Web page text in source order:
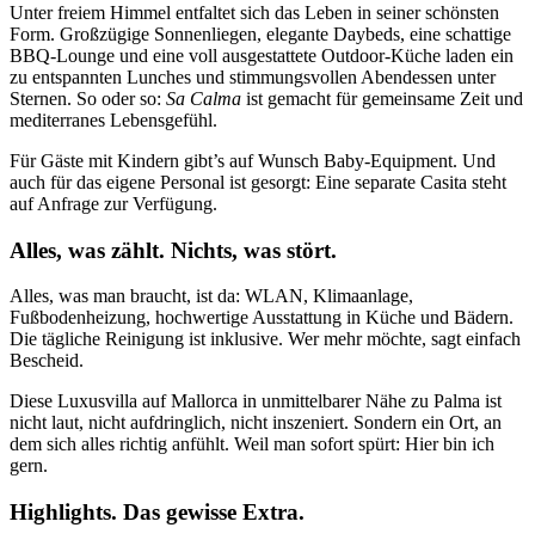
Unter freiem Himmel entfaltet sich das Leben in seiner schönsten
Form. Großzügige Sonnenliegen, elegante Daybeds, eine schattige
BBQ-Lounge und eine voll ausgestattete Outdoor-Küche laden ein
zu entspannten Lunches und stimmungsvollen Abendessen unter
Sternen. So oder so: Sa Calma ist gemacht für gemeinsame Zeit und
mediterranes Lebensgefühl.
Für Gäste mit Kindern gibt’s auf Wunsch Baby-Equipment. Und
auch für das eigene Personal ist gesorgt: Eine separate Casita steht
auf Anfrage zur Verfügung.
Alles, was zählt. Nichts, was stört.
Alles, was man braucht, ist da: WLAN, Klimaanlage,
Fußbodenheizung, hochwertige Ausstattung in Küche und Bädern.
Die tägliche Reinigung ist inklusive. Wer mehr möchte, sagt einfach
Bescheid.
Diese Luxusvilla auf Mallorca in unmittelbarer Nähe zu Palma ist
nicht laut, nicht aufdringlich, nicht inszeniert. Sondern ein Ort, an
dem sich alles richtig anfühlt. Weil man sofort spürt: Hier bin ich
gern.
Highlights. Das gewisse Extra.